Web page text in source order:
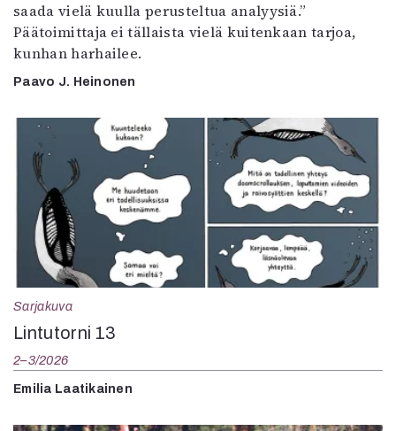
saada vielä kuulla perusteltua analyysiä.”
Päätoimittaja ei tällaista vielä kuitenkaan tarjoa,
kunhan harhailee.
Paavo J. Heinonen
Sarjakuva
Lintutorni 13
2–3/2026
Emilia Laatikainen